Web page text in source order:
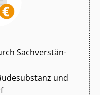
Sach­ver­stän­
und